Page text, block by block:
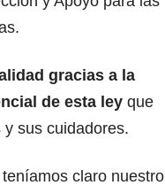
gracias a la
de esta ley que
sus cuidadores.
claro nuestro